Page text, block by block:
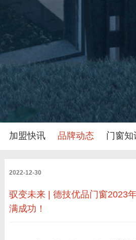
加盟快讯 品牌动态 门窗知
2022-12-30
驭变未来 | 德技优品门窗2023
满成功！